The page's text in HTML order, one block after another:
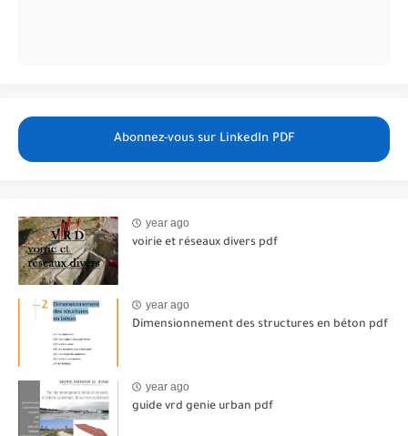
Abonnez-vous sur LinkedIn PDF
year ago
voirie et réseaux divers pdf
year ago
Dimensionnement des structures en béton pdf
year ago
guide vrd genie urban pdf